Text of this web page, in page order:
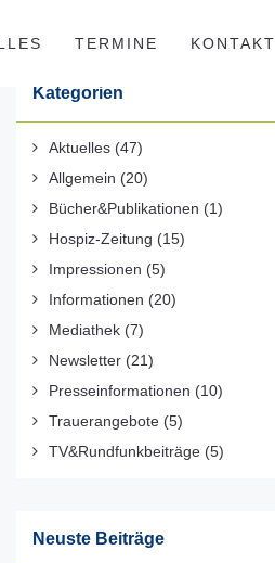
TERMINE KONTAKT
Kategorien
Aktuelles(47)
Allgemein (20)
Bücher&Publikationen (1)
Hospiz-Zeitung (15)
Impressionen (5)
Informationen (20)
Mediathek(7)
Newsletter(21)
Presseinformationen (10)
Trauerangebote(5)
TV&Rundfunkbeiträge(5)
Neuste Beiträge